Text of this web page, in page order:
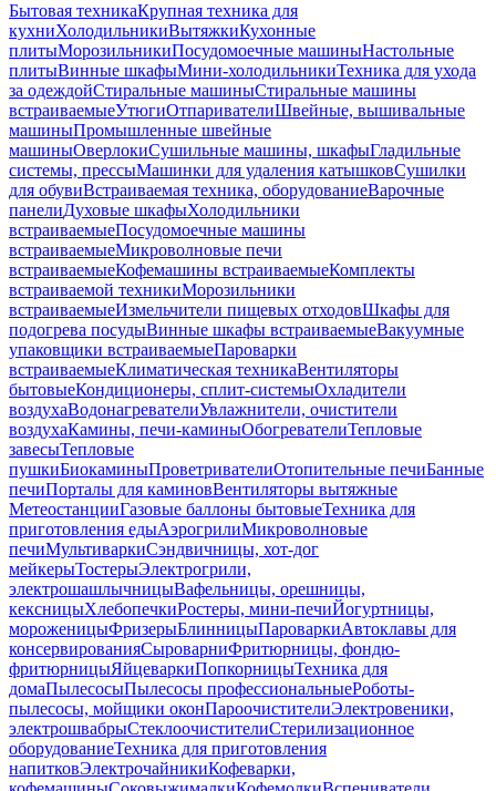
Бытовая техникаКрупная техника для
кухниХолодильникиВытяжкиКухонные
плитыМорозильникиПосудомоечные машиныНастольные
плитыВинные шкафыМини-холодильникиТехника для ухода
за одеждойСтиральные машиныСтиральные машины
встраиваемыеУтюгиОтпаривателиШвейные, вышивальные
машиныПромышленные швейные
машиныОверлокиСушильные машины, шкафыГладильные
системы, прессыМашинки для удаления катышковСушилки
для обувиВстраиваемая техника, оборудованиеВарочные
панелиДуховые шкафыХолодильники
встраиваемыеПосудомоечные машины
встраиваемыеМикроволновые печи
встраиваемыеКофемашины встраиваемыеКомплекты
встраиваемой техникиМорозильники
встраиваемыеИзмельчители пищевых отходовШкафы для
подогрева посудыВинные шкафы встраиваемыеВакуумные
упаковщики встраиваемыеПароварки
встраиваемыеКлиматическая техникаВентиляторы
бытовыеКондиционеры, сплит-системыОхладители
воздухаВодонагревателиУвлажнители, очистители
воздухаКамины, печи-каминыОбогревателиТепловые
завесыТепловые
пушкиБиокаминыПроветривателиОтопительные печиБанные
печиПорталы для каминовВентиляторы вытяжные
МетеостанцииГазовые баллоны бытовыеТехника для
приготовления едыАэрогрилиМикроволновые
печиМультиваркиСэндвичницы, хот-дог
мейкерыТостерыЭлектрогрили,
электрошашлычницыВафельницы, орешницы,
кексницыХлебопечкиРостеры, мини-печиЙогуртницы,
мороженицыФризерыБлинницыПароваркиАвтоклавы для
консервированияСыроварниФритюрницы, фондю-
фритюрницыЯйцеваркиПопкорницыТехника для
домаПылесосыПылесосы профессиональныеРоботы-
пылесосы, мойщики оконПароочистителиЭлектровеники,
электрошвабрыСтеклоочистителиСтерилизационное
оборудованиеТехника для приготовления
напитковЭлектрочайникиКофеварки,